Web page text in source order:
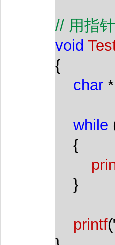
// 用指
void
{
char
while
{
}
printf